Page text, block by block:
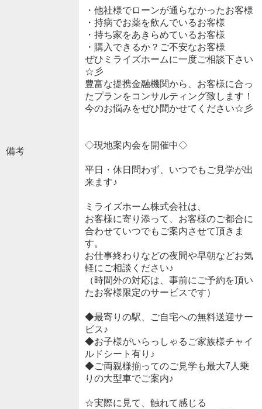
備考
・他社様でローンが通らなかったお客様
・持病でお薬を飲んでいるお客様
・持ち家をあきらめているお客様
・購入できるか？ご不安なお客様
ぜひミライズホームに一度ご相談下さい
☆彡
豊富な提携金融機関から、お客様に合っ
たプランをコンサルティング致します！
今のお悩みをぜひ聞かせてください☆彡
◇現地案内会を開催中◇
平日・休日問わず、いつでもご見学が出
来ます♪
ミライズホーム株式会社は、
お客様に寄り添って、お客様のご都合に
合わせていつでもご案内させて頂きま
す。
お仕事終わりなどの夜間や早朝などお気
軽にご相談ください♪
（時間外の対応は、事前にご予約を頂い
たお客様限定のサービスです）
◆最寄りの駅、ご自宅への無料送迎サー
ビス♪
◆お子様がいらっしゃるご家族様チャイ
ルドシート有り♪
◆ご両親様揃ってのご見学も最大7人乗
りの大型車でご案内♪
☆実際に見て、触れて感じる